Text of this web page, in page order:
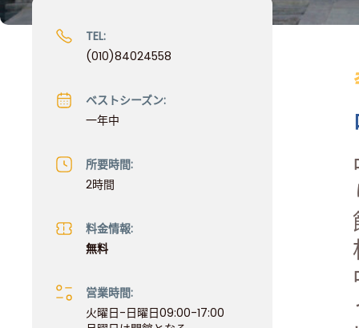
TEL:
(010)84024558
ベストシーズン:
一年中
所要時間:
2時間
料金情報:
無料
営業時間:
火曜日-日曜日09:00-17:00